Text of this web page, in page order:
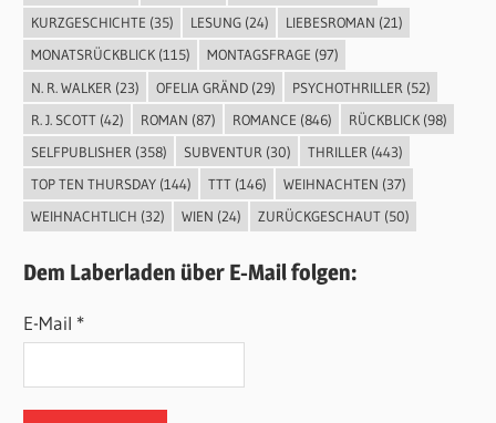
KURZGESCHICHTE (35) LESUNG(24) LIEBESROMAN (21)
MONATSRÜCKBLICK(115) MONTAGSFRAGE (97)
N. R. WALKER (23) OFELIA GRÄND(29) PSYCHOTHRILLER (52)
R. J. SCOTT(42) ROMAN (87) ROMANCE (846) RÜCKBLICK(98)
SELFPUBLISHER (358) SUBVENTUR (30) THRILLER (443)
TOP TEN THURSDAY(144) TTT(146) WEIHNACHTEN (37)
WEIHNACHTLICH (32) WIEN (24) ZURÜCKGESCHAUT(50)
Dem Laberladen über E-Mail folgen:
E-Mail *